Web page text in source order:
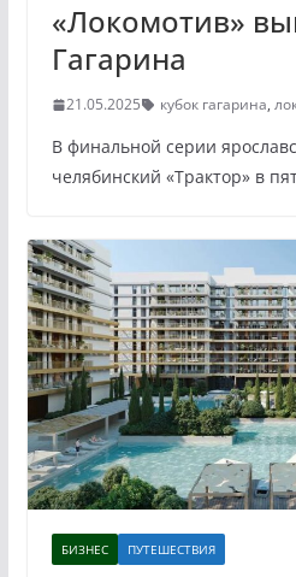
«Локомотив»
Гагарина
21.05.2025 кубок гагарина,
В финальной серии
челябинский «Трактор» в
БИЗНЕС ПУТЕШЕСТВИЯ